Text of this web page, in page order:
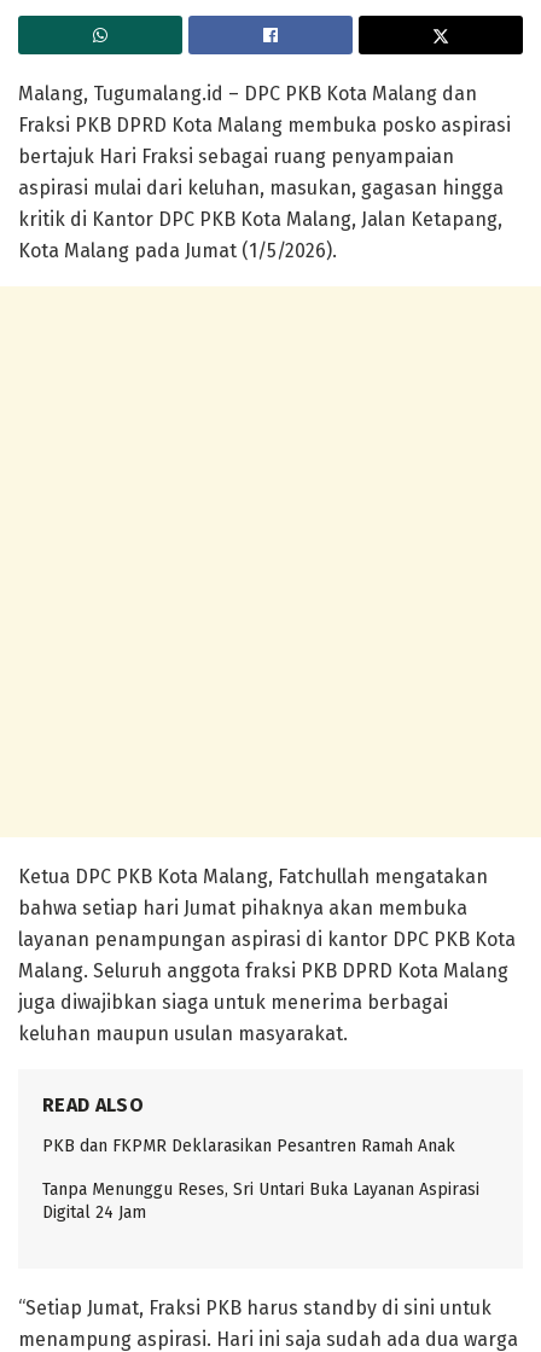
Malang, Tugumalang.id – DPC PKB Kota Malang dan
Fraksi PKB DPRD Kota Malang membuka posko aspirasi
bertajuk Hari Fraksi sebagai ruang penyampaian
aspirasi mulai dari keluhan, masukan, gagasan hingga
kritik di Kantor DPC PKB Kota Malang, Jalan Ketapang,
Kota Malang pada Jumat (1/5/2026).
Ketua DPC PKB Kota Malang, Fatchullah mengatakan
bahwa setiap hari Jumat pihaknya akan membuka
layanan penampungan aspirasi di kantor DPC PKB Kota
Malang. Seluruh anggota fraksi PKB DPRD Kota Malang
juga diwajibkan siaga untuk menerima berbagai
keluhan maupun usulan masyarakat.
READ ALSO
PKB dan FKPMR Deklarasikan Pesantren Ramah Anak
Tanpa Menunggu Reses, Sri Untari Buka Layanan Aspirasi
Digital 24 Jam
“Setiap Jumat, Fraksi PKB harus standby di sini untuk
menampung aspirasi. Hari ini saja sudah ada dua warga